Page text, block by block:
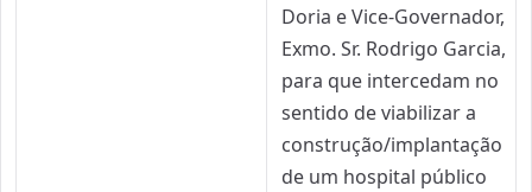
Doria e Vice-Governador,
Exmo. Sr. Rodrigo Garcia,
para que intercedam no
sentido de viabilizar a
construção/implantação
de um hospital público